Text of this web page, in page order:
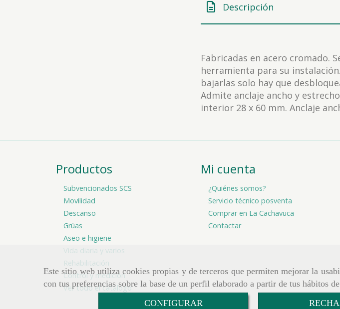
Este sitio web utiliza cookies propias y de terceros que permiten mejorar la
con tus preferencias sobre la base de un perfil elaborado a partir de tus hábitos
CONFIGURAR
Descripción
Fabricadas en acero cromado.
herramienta para su
bajarlas solo hay que
Admite anclaje ancho y
interior 28 x 60 mm. Anclaje
Productos
Subvencionados SCS
Movilidad
Descanso
Grúas
Aseo e higiene
Vida diaria y varios
Rehabilitación
Control y medición
Ver todo el catálogo
Mi cuenta
¿Quiénes somos?
Servicio técnico posventa
Comprar en La Cachavuca
Contactar